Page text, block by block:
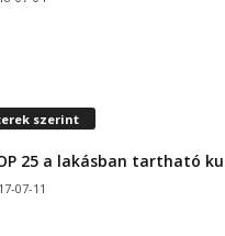
szerint
25 a lakásban tartható
07-11